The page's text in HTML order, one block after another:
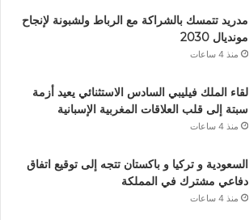
مدريد تتمسك بالشراكة مع الرباط ولشبونة لإنجاح
مونديال 2030
منذ 4 ساعات
لقاء الملك فيليبي السادس الاستثنائي يعيد أزمة
سبتة إلى قلب العلاقات المغربية الإسبانية
منذ 4 ساعات
السعودية و تركيا و باكستان تتجه إلى توقيع اتفاق
دفاعي مشترك في المملكة
منذ 4 ساعات